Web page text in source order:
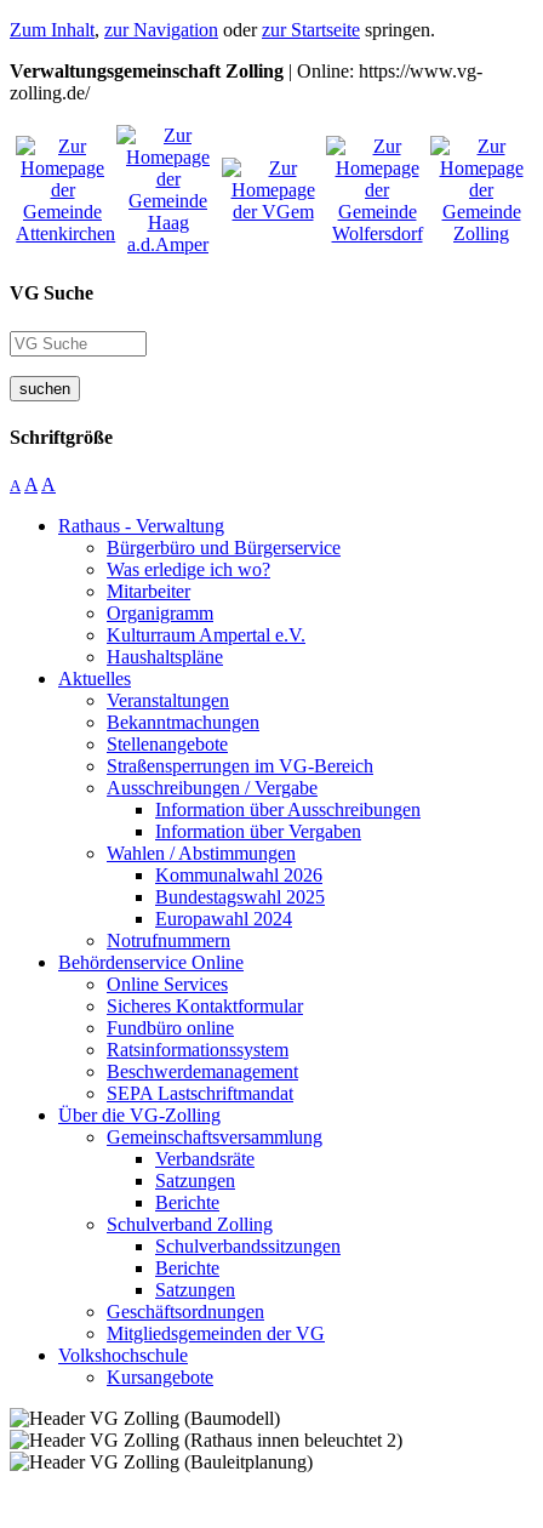
Zum Inhalt, zur Navigation oderzur Startseite springen.
Verwaltungsgemeinschaft Zolling | Online: https://www.vg-
zolling.de/
VG Suche
suchen
Schriftgröße
A A A
Rathaus - Verwaltung
Bürgerbüro und Bürgerservice
Was erledige ich wo?
Mitarbeiter
Organigramm
Kulturraum Ampertal e.V.
Haushaltspläne
Aktuelles
Veranstaltungen
Bekanntmachungen
Stellenangebote
Straßensperrungen im VG-Bereich
Ausschreibungen / Vergabe
Information über Ausschreibungen
Information über Vergaben
Wahlen / Abstimmungen
Kommunalwahl 2026
Bundestagswahl 2025
Europawahl 2024
Notrufnummern
Behördenservice Online
Online Services
Sicheres Kontaktformular
Fundbüro online
Ratsinformationssystem
Beschwerdemanagement
SEPA Lastschriftmandat
Über die VG-Zolling
Gemeinschaftsversammlung
Verbandsräte
Satzungen
Berichte
Schulverband Zolling
Schulverbandssitzungen
Berichte
Satzungen
Geschäftsordnungen
Mitgliedsgemeinden der VG
Volkshochschule
Kursangebote